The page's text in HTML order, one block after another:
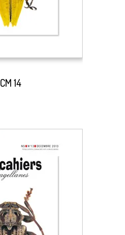
CM 14